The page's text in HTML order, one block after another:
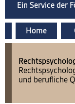
Ein Service der
Home
und berufliche